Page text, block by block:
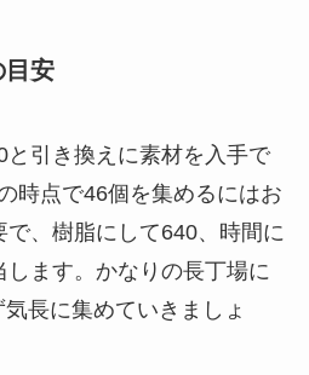
目安
引き換えに素材を入手で
時点で46個を集めるにはお
、樹脂にして640、時間に
します。かなりの長丁場に
長に集めていきましょ